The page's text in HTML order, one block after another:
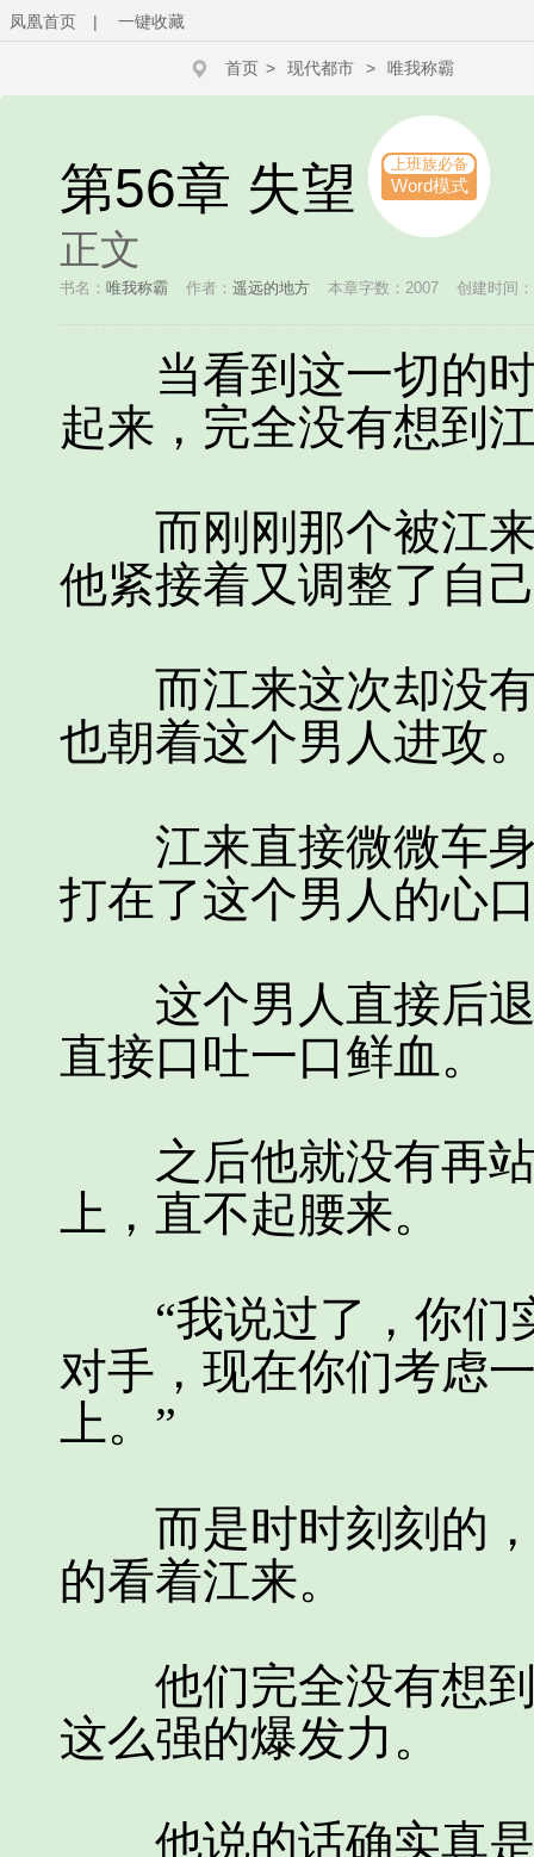
凤凰首页 | 一键收藏
首页 > 现代都市 > 唯我称霸
第56章 失望 上班族必备
Word模式
正文
书名： 唯我称霸 作者： 遥远的地方 本章字数：2007 创建时间
当看到这一切的时
起来，完全没有想到
而刚刚那个被江来
他紧接着又调整了自
而江来这次却没有
也朝着这个男人进攻
江来直接微微车身
打在了这个男人的心
这个男人直接后退
直接口吐一口鲜血。
之后他就没有再站
上，直不起腰来。
“我说过了，你们
对手，现在你们考虑
上。”
而是时时刻刻的，
的看着江来。
他们完全没有想到
这么强的爆发力。
他说的话确实真是